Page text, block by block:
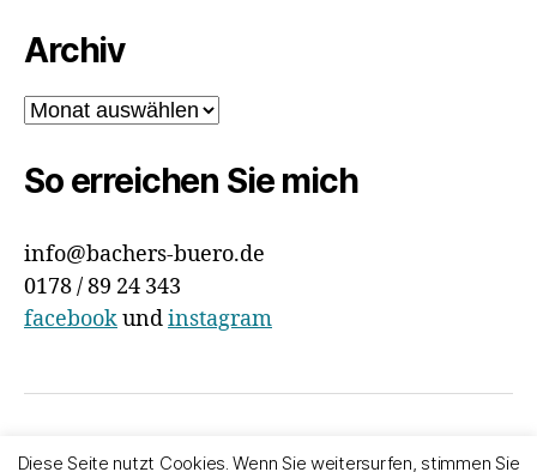
Archiv
Archiv
So erreichen Sie mich
info@bachers-buero.de
0178 / 89 24 343
facebookundinstagram
Diese Seite nutzt Cookies. Wenn Sie weitersurfen, stimmen Sie